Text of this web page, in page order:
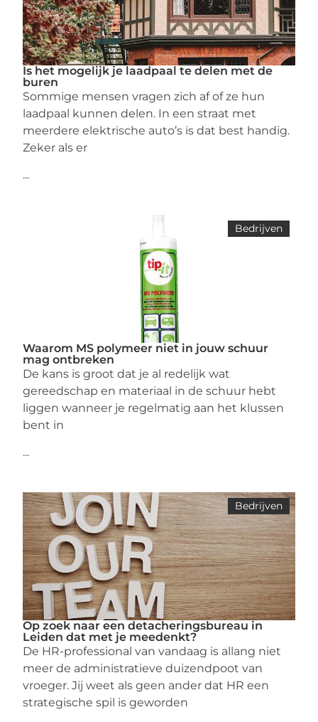
Is het mogelijk je laadpaal te delen met de
buren
Sommige mensen vragen zich af of ze hun
laadpaal kunnen delen. In een straat met
meerdere elektrische auto’s is dat best handig.
Zeker als er
...
Bedrijven
Waarom MS polymeer niet in jouw schuur
mag ontbreken
De kans is groot dat je al redelijk wat
gereedschap en materiaal in de schuur hebt
liggen wanneer je regelmatig aan het klussen
bent in
...
Bedrijven
Op zoek naar een detacheringsbureau in
Leiden dat met je meedenkt?
De HR-professional van vandaag is allang niet
meer de administratieve duizendpoot van
vroeger. Jij weet als geen ander dat HR een
strategische spil is geworden